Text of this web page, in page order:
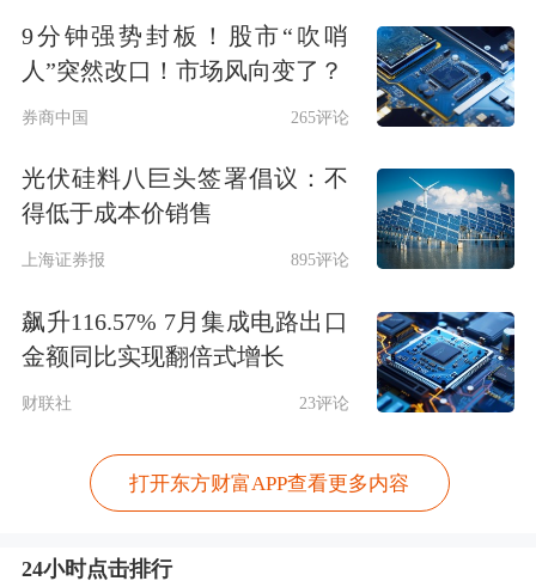
买入中国太保（601601.SH，
02601.HK）H股310.44万股，持股比例
突破12%。
此外， 新华保险
（601336.SH，
01336.HK）旗下“新华人寿保险股份有
限公司-分红-个人分红”与“新华人寿保
险股份有限公司-传统-普通保险产
（601319.SH， 01339.HK ）9066.49万
总股本比例分别为0.21%、0.20%，位列
9分钟强势封板！股市“吹哨
人”突然改口！市场风向变了？
券商中国 265评论
光伏硅料八巨头签署倡议：不
得低于成本价销售
上海证券报 895评论
飙升116.57% 7月集成电路出口
金额同比实现翻倍式增长
财联社 23评论
打开东方财富APP查看更多内容
24小时点击排行